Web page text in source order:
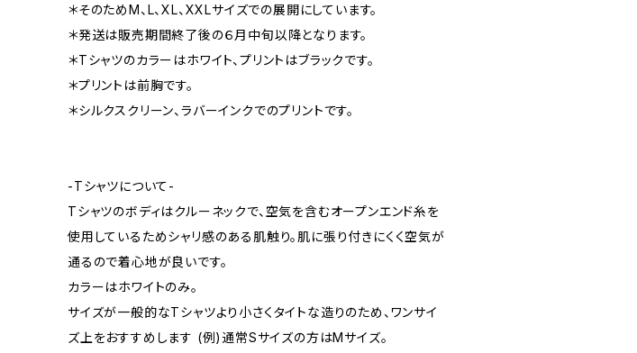
＊そのためM、L、XL、XXLサイズでの展開にしています。
＊発送は販売期間終了後の６月中旬以降となります。
＊Tシャツのカラーはホワイト、プリントはブラックです。
＊プリントは前胸です。
＊シルクスクリーン、ラバーインクでのプリントです。
-Tシャツについて-
Tシャツのボディはクルーネックで、空気を含むオープンエンド糸を
使用しているためシャリ感のある肌触り。肌に張り付きにくく空気が
通るので着心地が良いです。
カラーはホワイトのみ。
サイズが一般的なTシャツより小さくタイトな造りのため、ワンサイ
ズ上をおすすめします (例)通常Sサイズの方はMサイズ。